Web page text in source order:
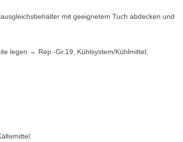
mit geeignetem Tuch abdecken und
legen → Rep.-Gr.19; Kühlsystem/Kühlmittel;